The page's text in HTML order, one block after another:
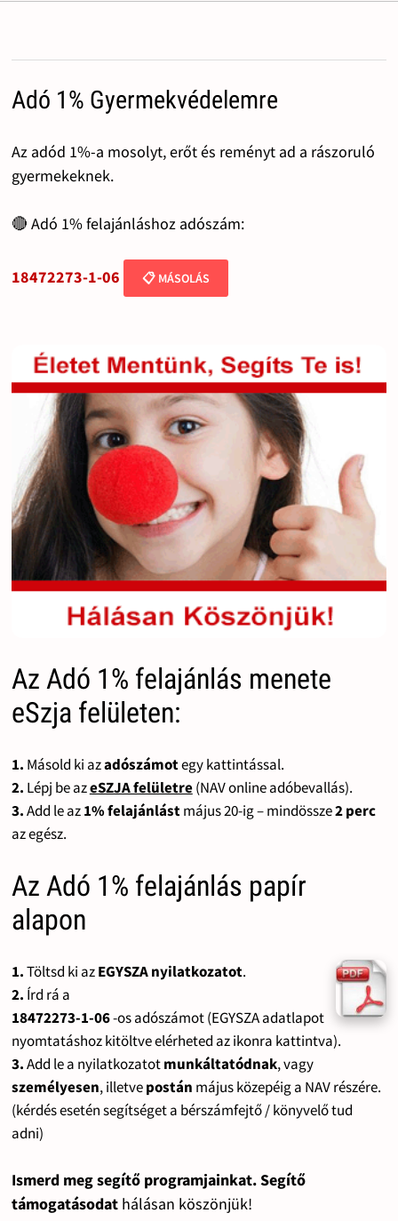
Adó 1% Gyermekvédelemre
Az adód 1%-a mosolyt, erőt és reményt ad a rászoruló
gyermekeknek.
🔴 Adó 1% felajánláshoz adószám:
18472273-1-06 📋 MÁSOLÁS
Az Adó 1% felajánlás menete
eSzja felületen:
1. Másold ki azadószámotegy kattintással.
2. Lépj be azeSZJA felületre(NAV online adóbevallás).
3.Add le az1% felajánlástmájus 20-ig – mindössze2 perc
az egész.
Az Adó 1% felajánlás papír
alapon
1.Töltsd ki azEGYSZA nyilatkozatot.
2. Írd rá a
18472273-1-06-os adószámot (EGYSZA adatlapot
nyomtatáshoz kitöltve elérheted az ikonra kattintva).
3.Add le a nyilatkozatotmunkáltatódnak, vagy
személyesen, illetvepostán május közepéig a NAV részére.
(kérdés esetén segítséget a bérszámfejtő / könyvelő tud
adni)
Ismerd meg segítő programjainkat. Segítő
támogatásodat hálásan köszönjük!